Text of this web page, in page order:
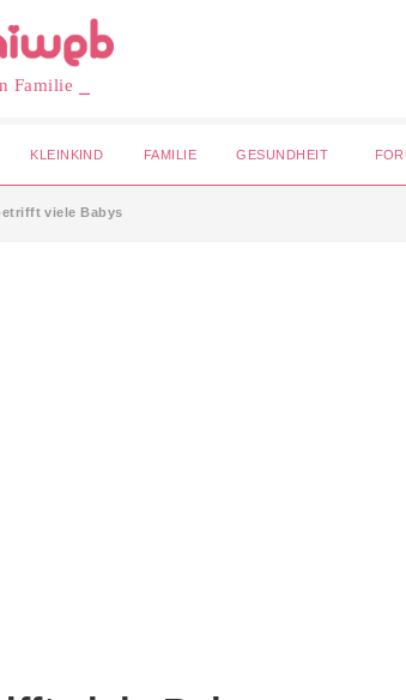
Familie ⎯
KLEINKIND FAMILIE GESUNDHEIT
viele Babys